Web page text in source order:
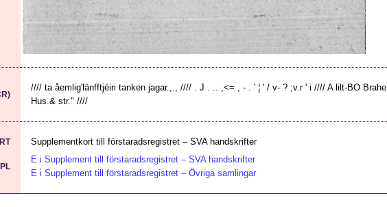
//// ta åemlig'länfftjéiri tanken jagar.,., //// . J . .. ,<= , - . ' ¦ ' / v- ? ;v.r ' i //// A lilt-BO Brahe
Hus.& str." ////
Supplementkort till förstaradsregistret – SVA handskrifter
E i Supplement till förstaradsregistret – SVA handskrifter
E i Supplement till förstaradsregistret – Övriga samlingar